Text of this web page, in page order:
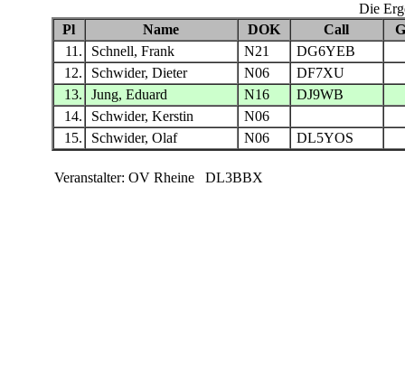
Die
Pl
Name DOK Call
11.
Schnell, Frank N21
DG6YEB
12.
Schwider, Dieter N06
DF7XU
13.
Jung, Eduard N16
DJ9WB
14.
Schwider, Kerstin
N06
15.
Schwider, Olaf N06 DL5YOS
Veranstalter: OV Rheine DL3BBX